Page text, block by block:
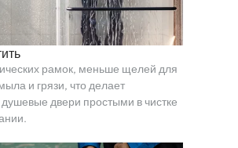
рамок, меньше щелей для
и грязи, что делает
двери простыми в чистке